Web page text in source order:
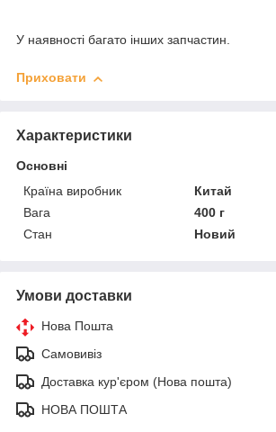
У наявності багато інших запчастин.
Приховати
Характеристики
Основні
Країна виробник
Китай
Вага
400 г
Стан
Новий
Умови доставки
Нова Пошта
Самовивіз
Доставка кур'єром (Нова пошта)
НОВА ПОШТА